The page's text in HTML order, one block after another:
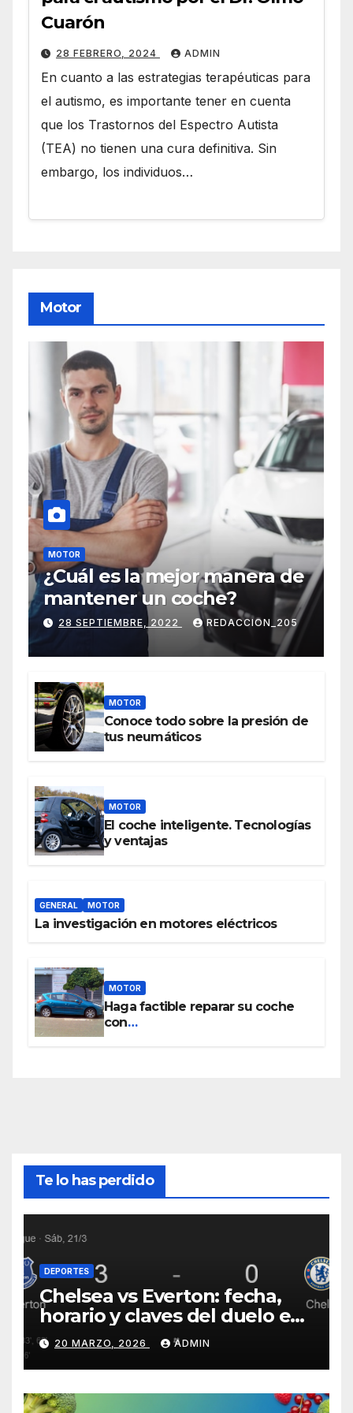
Cuarón
28 FEBRERO, 2024 ADMIN
En cuanto a las estrategias terapéuticas para
el autismo, es importante tener en cuenta
que los Trastornos del Espectro Autista
(TEA) no tienen una cura definitiva. Sin
embargo, los individuos…
Motor
MOTOR
¿Cuál es la mejor manera de
mantener un coche?
28 SEPTIEMBRE, 2022 REDACCION_205
MOTOR
Conoce todo sobre la presión de
tus neumáticos
MOTOR
El coche inteligente. Tecnologías
y ventajas
GENERAL MOTOR
La investigación en motores eléctricos
MOTOR
Haga factible reparar su coche
con
Te lo has perdido
DEPORTES
Chelsea vs Everton: fecha,
horario y claves del duelo en
Stamford Bridge
20 MARZO, 2026 ADMIN